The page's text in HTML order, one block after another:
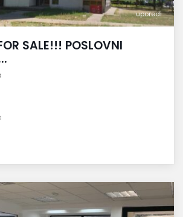
uporedi
SALE!!! POSLOVNI